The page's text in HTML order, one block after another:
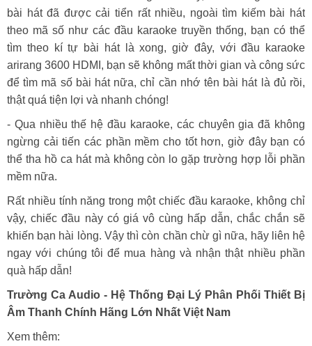
bài hát đã được cải tiển rất nhiều, ngoài tìm kiếm bài hát
theo mã số như các đầu karaoke truyền thống, bạn có thể
tìm theo kí tự bài hát là xong, giờ đây, với đầu karaoke
arirang 3600 HDMI, bạn sẽ không mất thời gian và công sức
để tìm mã số bài hát nữa, chỉ cần nhớ tên bài hát là đủ rồi,
thật quá tiện lợi và nhanh chóng!
- Qua nhiều thế hệ đầu karaoke, các chuyên gia đã không
ngừng cải tiến các phần mềm cho tốt hơn, giờ đây bạn có
thể tha hồ ca hát mà không còn lo gặp trường hợp lỗi phần
mềm nữa.
Rất nhiều tính năng trong một chiếc đầu karaoke, không chỉ
vậy, chiếc đầu này có giá vô cùng hấp dẫn, chắc chắn sẽ
khiến bạn hài lòng. Vậy thì còn chần chừ gì nữa, hãy liên hệ
ngay với chúng tôi để mua hàng và nhận thật nhiều phần
quà hấp dẫn!
Trường Ca Audio - Hệ Thống Đại Lý Phân Phối Thiết Bị
Âm Thanh Chính Hãng Lớn Nhất Việt Nam
Xem thêm: